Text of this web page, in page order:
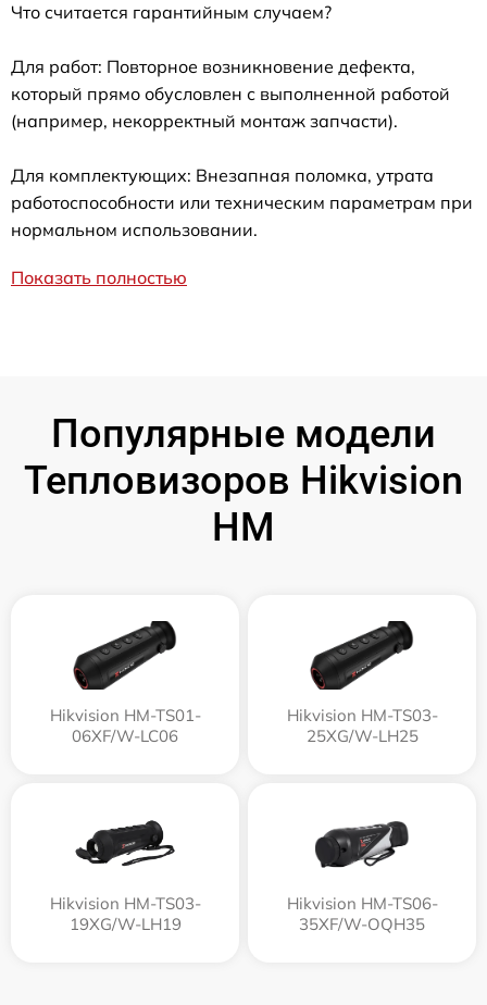
Что считается гарантийным случаем?
Для работ: Повторное возникновение дефекта,
который прямо обусловлен с выполненной работой
(например, некорректный монтаж запчасти).
Для комплектующих: Внезапная поломка, утрата
работоспособности или техническим параметрам при
нормальном использовании.
Показать полностью
Популярные модели
Тепловизоров Hikvision
HM
Hikvision HM-TS01-
06XF/W-LC06
Hikvision HM-TS03-
25XG/W-LH25
Hikvision HM-TS03-
19XG/W-LH19
Hikvision HM-TS06-
35XF/W-OQH35